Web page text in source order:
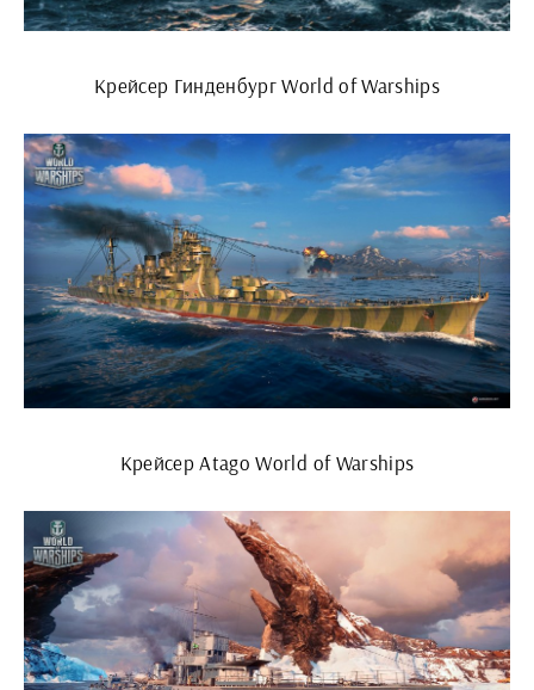
Крейсер Гинденбург World of Warships
Крейсер Atago World of Warships